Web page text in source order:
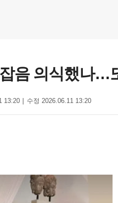
음 의식했나…
13:20 수정 2026.06.11 13:20